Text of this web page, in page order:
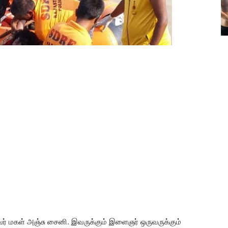
மகள் அஞ்சு சைனி. இவருக்கும் இளைஞர் ஒருவருக்கும்